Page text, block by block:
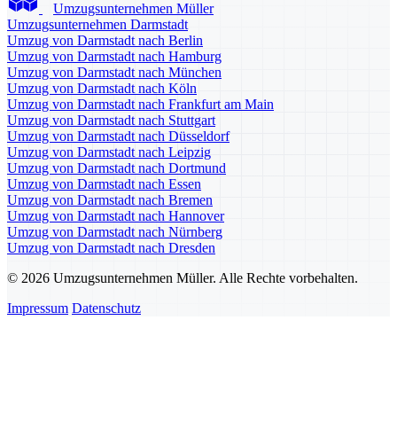
Umzugsunternehmen Müller
Umzugsunternehmen Darmstadt
Umzug von Darmstadt nach Berlin
Umzug von Darmstadt nach Hamburg
Umzug von Darmstadt nach München
Umzug von Darmstadt nach Köln
Umzug von Darmstadt nach Frankfurt am Main
Umzug von Darmstadt nach Stuttgart
Umzug von Darmstadt nach Düsseldorf
Umzug von Darmstadt nach Leipzig
Umzug von Darmstadt nach Dortmund
Umzug von Darmstadt nach Essen
Umzug von Darmstadt nach Bremen
Umzug von Darmstadt nach Hannover
Umzug von Darmstadt nach Nürnberg
Umzug von Darmstadt nach Dresden
© 2026 Umzugsunternehmen Müller. Alle Rechte vorbehalten.
Impressum Datenschutz